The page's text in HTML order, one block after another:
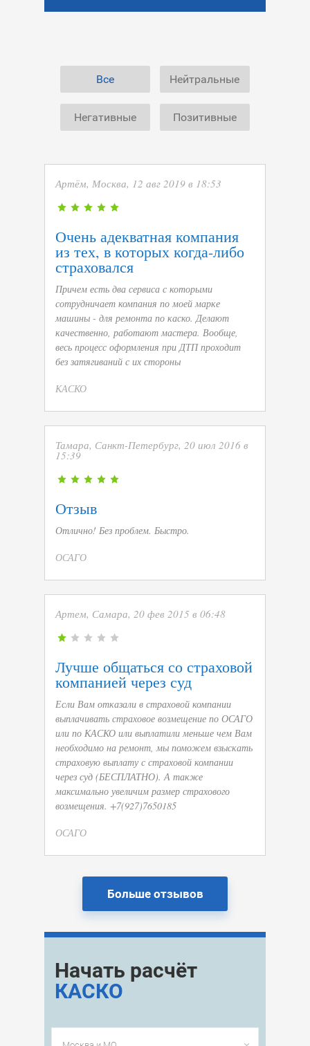
Все Нейтральные
Негативные Позитивные
Артём, Москва, 12 авг 2019 в 18:53
Очень адекватная компания
из тех, в которых когда-либо
страховался
Причем есть два сервиса с которыми
сотрудничает компания по моей марке
машины - для ремонта по каско. Делают
качественно, работают мастера. Вообще,
весь процесс оформления при ДТП проходит
без затягиваний с их стороны
КАСКО
Тамара, Санкт-Петербург, 20 июл 2016 в
15:39
Отзыв
Отлично! Без проблем. Быстро.
ОСАГО
Артем, Самара, 20 фев 2015 в 06:48
Лучше общаться со страховой
компанией через суд
Если Вам отказали в страховой компании
выплачивать страховое возмещение по ОСАГО
или по КАСКО или выплатили меньше чем Вам
необходимо на ремонт, мы поможем взыскать
страховую выплату с страховой компании
через суд (БЕСПЛАТНО). А также
максимально увеличим размер страхового
возмещения. +7(927)7650185
ОСАГО
Больше отзывов
Начать расчёт
КАСКО